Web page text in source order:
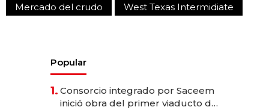
Mercado del crudo
West Texas Intermidiate
Popular
1. Consorcio integrado por Saceem
inició obra del primer viaducto de